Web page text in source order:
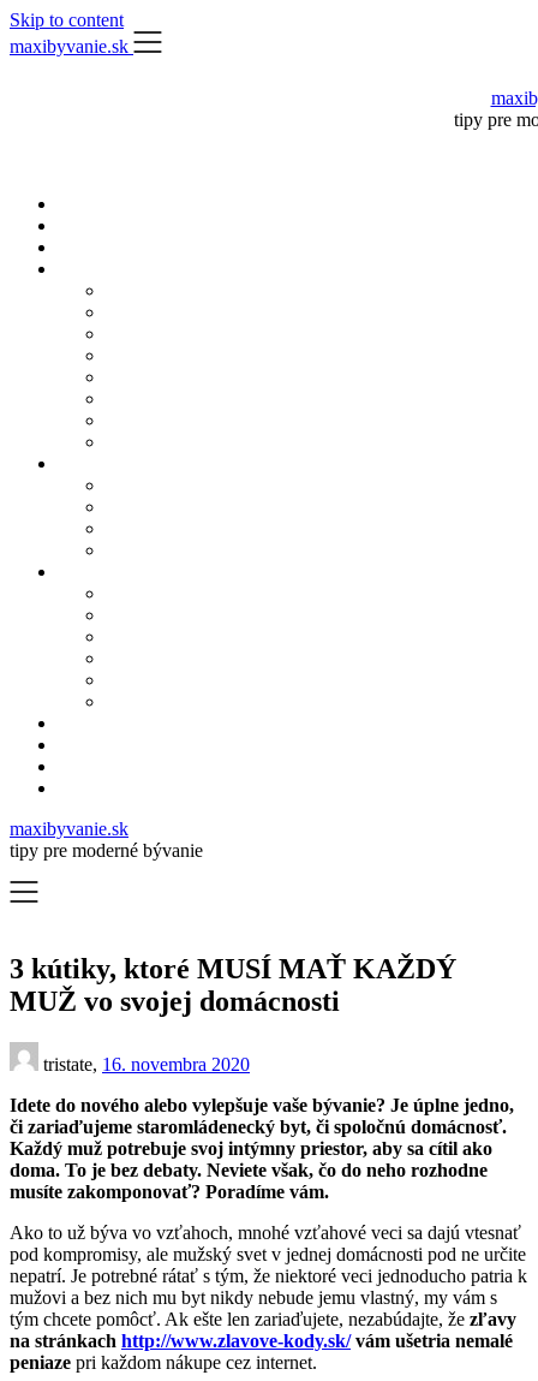
Skip to content
maxibyvanie.sk
tipy pre
maxibyvanie.sk
tipy pre moderné bývanie
3 kútiky, ktoré MUSÍ MAŤ KAŽDÝ
MUŽ vo svojej domácnosti
tristate, 16. novembra 2020
Idete do nového alebo vylepšuje vaše bývanie? Je úplne jedno,
či zariaďujeme staromládenecký byt, či spoločnú domácnosť.
Každý muž potrebuje svoj intýmny priestor, aby sa cítil ako
doma. To je bez debaty. Neviete však, čo do neho rozhodne
musíte zakomponovať? Poradíme vám.
Ako to už býva vo vzťahoch, mnohé vzťahové veci sa dajú vtesnať
pod kompromisy, ale mužský svet v jednej domácnosti pod ne určite
nepatrí. Je potrebné rátať s tým, že niektoré veci jednoducho patria k
mužovi a bez nich mu byt nikdy nebude jemu vlastný, my vám s
tým chcete pomôcť. Ak ešte len zariaďujete, nezabúdajte, že zľavy
na stránkach http://www.zlavove-kody.sk/vám ušetria nemalé
peniaze pri každom nákupe cez internet.